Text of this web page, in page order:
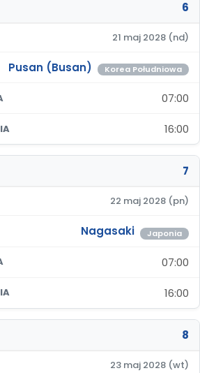
6
21 maj 2028 (nd)
Pusan (Busan) Korea Południowa
07:00
16:00
7
22 maj 2028 (pn)
Nagasaki Japonia
07:00
16:00
8
23 maj 2028 (wt)